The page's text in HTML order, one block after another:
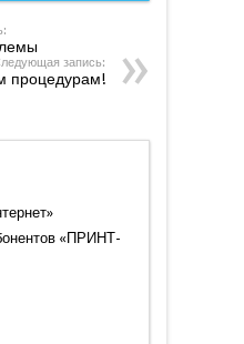
запись:
процедурам!
«ПРИНТ-